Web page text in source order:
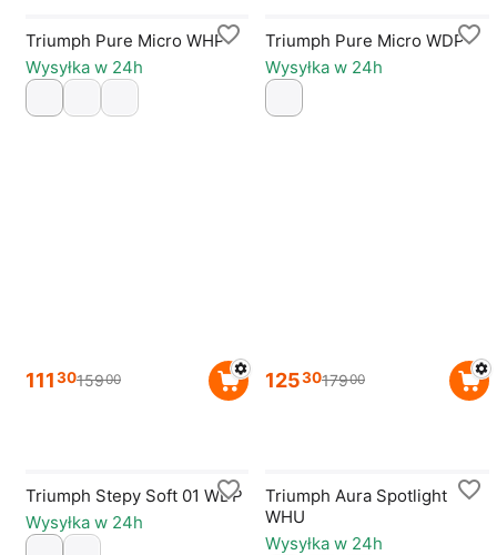
Triumph Pure Micro WHP
Wysyłka w 24h
1113015900
Triumph Pure Micro WDP
Wysyłka w 24h
1253017900
Triumph Stepy Soft 01 WDP
Wysyłka w 24h
Triumph Aura Spotlight
WHU
Wysyłka w 24h